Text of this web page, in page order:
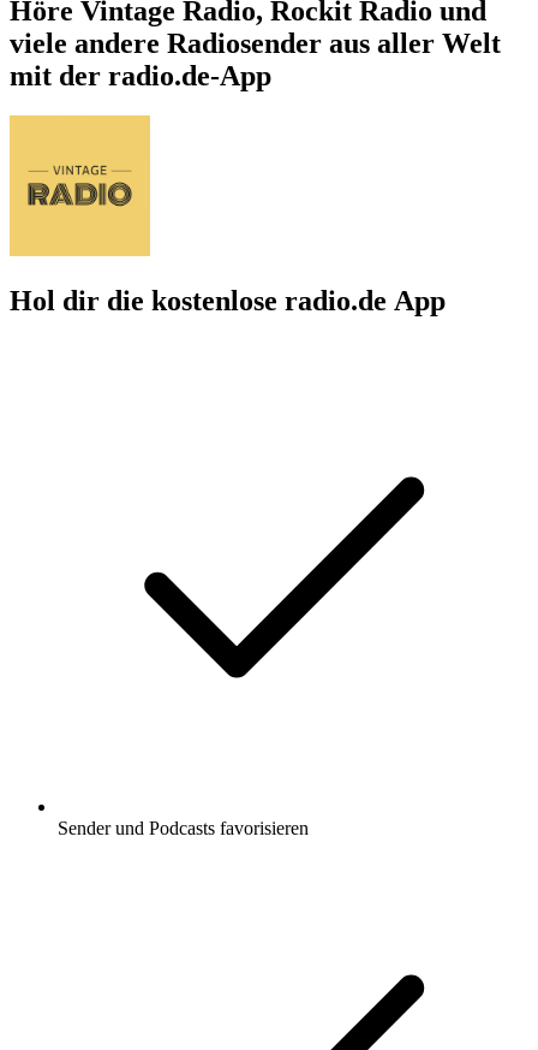
Höre Vintage Radio, Rockit Radio und
viele andere Radiosender aus aller Welt
mit der radio.de-App
Hol dir die kostenlose radio.de App
Sender und Podcasts favorisieren